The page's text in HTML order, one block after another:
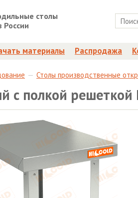
столы
материалы Распродажа
Столы производственные
с полкой